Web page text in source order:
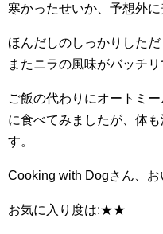
寒かったせいか、予想外に
ほんだしのしっかりした
またニラの風味がバッチリ
ご飯の代わりにオートミ
に食べてみましたが、体
す。
Cooking with Dogさん、お
お気に入り度は:★★